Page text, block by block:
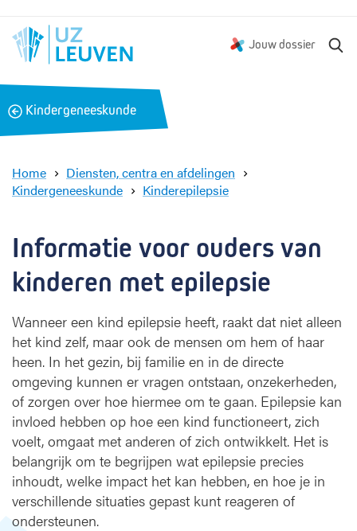
Jouw dossier
B
k
Kindergeneeskunde
Home
Diensten, centra en afdelingen
Kindergeneeskunde
Kinderepilepsie
n
d
e
r
p
i
l
e
p
s
i
e
-
I
n
Informatie voor ouders van
kinderen met epilepsie
Wanneer een kind epilepsie heeft, raakt dat niet alleen
het kind zelf, maar ook de mensen om hem of haar
heen. In het gezin, bij familie en in de directe
omgeving kunnen er vragen ontstaan, onzekerheden,
of zorgen over hoe hiermee om te gaan. Epilepsie kan
invloed hebben op hoe een kind functioneert, zich
voelt, omgaat met anderen of zich ontwikkelt. Het is
belangrijk om te begrijpen wat epilepsie precies
inhoudt, welke impact het kan hebben, en hoe je in
verschillende situaties gepast kunt reageren of
ondersteunen.